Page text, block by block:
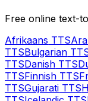
Free online text-
Afrikaans TTS
TTSBulgarian
TTSDanish TTS
TTSFinnish TTS
TTSGujarati TTS